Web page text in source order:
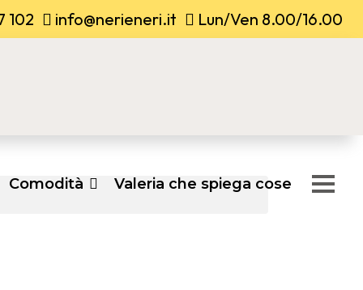
102 info@nerieneri.it Lun/Ven 8.00/16.00
Comodità Valeria che spiega cose